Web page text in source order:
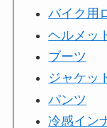
バイク用
ヘルメッ
ブーツ
ジャケッ
パンツ
冷感イン